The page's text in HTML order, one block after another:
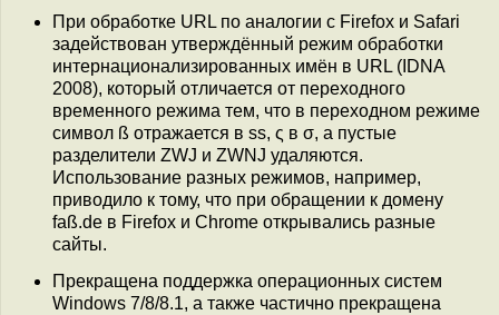
При обработке URL по аналогии с Firefox и Safari
задействован утверждённый режим обработки
интернационализированных имён в URL (IDNA
2008), который отличается от переходного
временного режима тем, что в переходном режиме
символ ß отражается в ss, ς в σ, а пустые
разделители ZWJ и ZWNJ удаляются.
Использование разных режимов, например,
приводило к тому, что при обращении к домену
faß.de в Firefox и Chrome открывались разные
сайты.
Прекращена поддержка операционных систем
Windows 7/8/8.1, а также частично прекращена